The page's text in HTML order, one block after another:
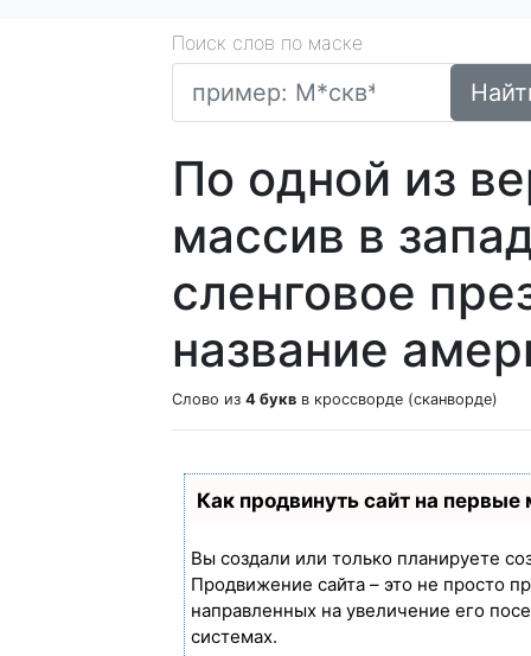
Поиск слов по маске
По одной из
массив в
сленговое
название
Слово из 4 букв в кроссворде (сканворде)
Как продвинуть сайт на первые
Вы создали или только планируете
Продвижение сайта – это не просто
направленных на увеличение его
системах.